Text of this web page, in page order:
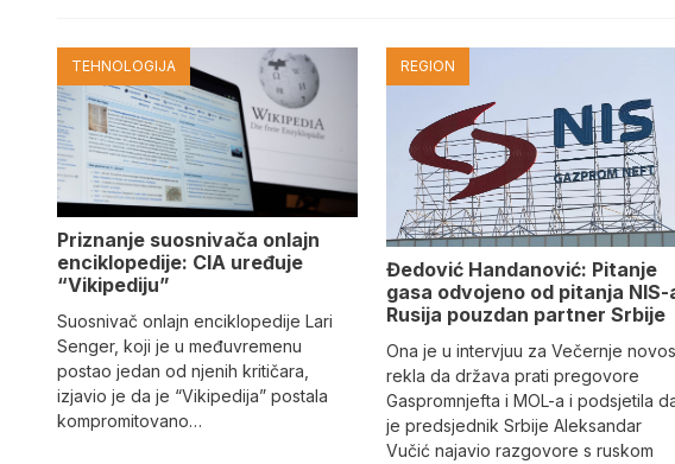
TEHNOLOGIJA
Priznanje suosnivača onlajn
enciklopedije: CIA uređuje
“Vikipediju”
Suosnivač onlajn enciklopedije Lari
Senger, koji je u međuvremenu
postao jedan od njenih kritičara,
izjavio je da je “Vikipedija” postala
kompromitovano…
REGION
Đedović Handanović: Pitanje
gasa odvojeno od pitanja NIS-
Rusija pouzdan partner Srbije
Ona je u intervjuu za Večernje
rekla da država prati pregovore
Gaspromnjefta i MOL-a i podsjetila
je predsjednik Srbije Aleksandar
Vučić najavio razgovore s ruskom